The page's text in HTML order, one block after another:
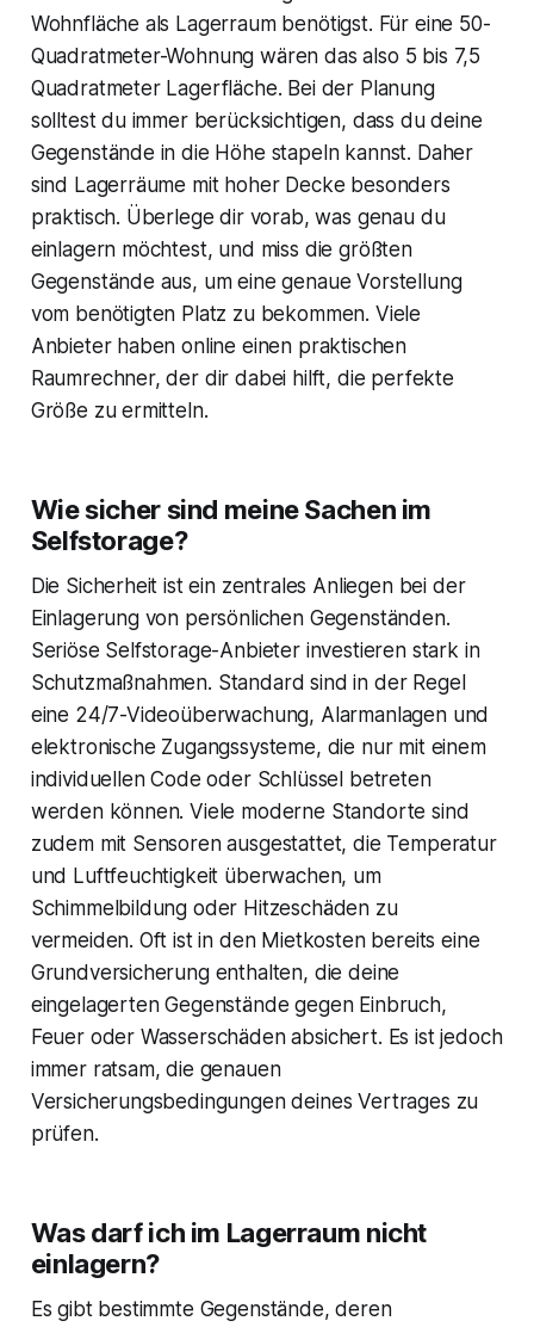
Wohnfläche als Lagerraum benötigst. Für eine 50-
Quadratmeter-Wohnung wären das also 5 bis 7,5
Quadratmeter Lagerfläche. Bei der Planung
solltest du immer berücksichtigen, dass du deine
Gegenstände in die Höhe stapeln kannst. Daher
sind Lagerräume mit hoher Decke besonders
praktisch. Überlege dir vorab, was genau du
einlagern möchtest, und miss die größten
Gegenstände aus, um eine genaue Vorstellung
vom benötigten Platz zu bekommen. Viele
Anbieter haben online einen praktischen
Raumrechner, der dir dabei hilft, die perfekte
Größe zu ermitteln.
Wie sicher sind meine Sachen im
Selfstorage?
Die Sicherheit ist ein zentrales Anliegen bei der
Einlagerung von persönlichen Gegenständen.
Seriöse Selfstorage-Anbieter investieren stark in
Schutzmaßnahmen. Standard sind in der Regel
eine 24/7-Videoüberwachung, Alarmanlagen und
elektronische Zugangssysteme, die nur mit einem
individuellen Code oder Schlüssel betreten
werden können. Viele moderne Standorte sind
zudem mit Sensoren ausgestattet, die Temperatur
und Luftfeuchtigkeit überwachen, um
Schimmelbildung oder Hitzeschäden zu
vermeiden. Oft ist in den Mietkosten bereits eine
Grundversicherung enthalten, die deine
eingelagerten Gegenstände gegen Einbruch,
Feuer oder Wasserschäden absichert. Es ist jedoch
immer ratsam, die genauen
Versicherungsbedingungen deines Vertrages zu
prüfen.
Was darf ich im Lagerraum nicht
einlagern?
Es gibt bestimmte Gegenstände, deren